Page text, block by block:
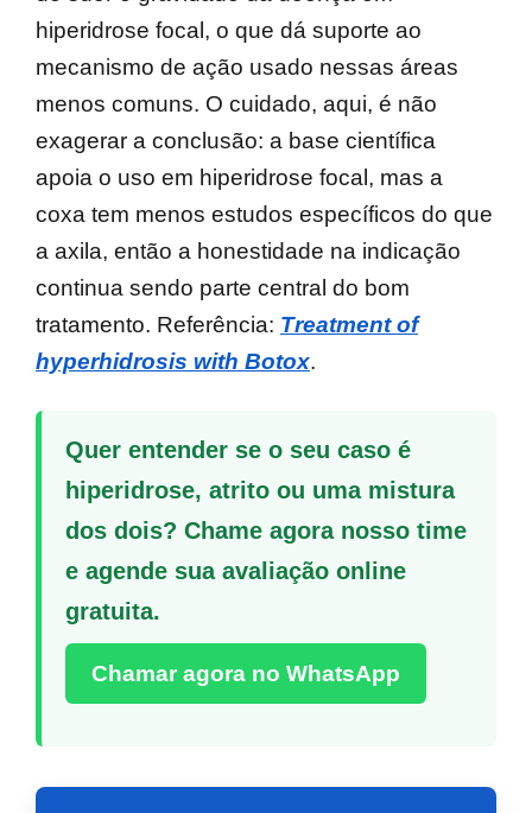
hiperidrose focal, o que dá suporte ao
mecanismo de ação usado nessas áreas
menos comuns. O cuidado, aqui, é não
exagerar a conclusão: a base científica
apoia o uso em hiperidrose focal, mas a
coxa tem menos estudos específicos do que
a axila, então a honestidade na indicação
continua sendo parte central do bom
tratamento. Referência: Treatment of
hyperhidrosis with Botox.
Quer entender se o seu caso é
hiperidrose, atrito ou uma mistura
dos dois? Chame agora nosso time
e agende sua avaliação online
gratuita.
Chamar agora no WhatsApp